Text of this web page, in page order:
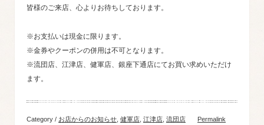
皆様のご来店、心よりお待ちしております。
※お支払いは現金に限ります。
※金券やクーポンの併用は不可となります。
※流団店、江津店、健軍店、銀座下通店にてお買い求めいただけ
ます。
Category / お店からのお知らせ 健軍店 江津店 流団店 Permalink